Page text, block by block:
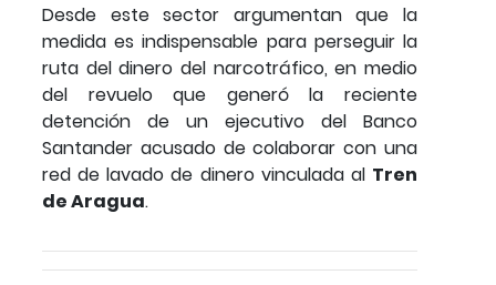
Desde este sector argumentan que la
medida es indispensable para perseguir la
ruta del dinero del narcotráfico, en medio
del revuelo que generó la reciente
detención de un ejecutivo del Banco
Santander acusado de colaborar con una
red de lavado de dinero vinculada al Tren
de Aragua.